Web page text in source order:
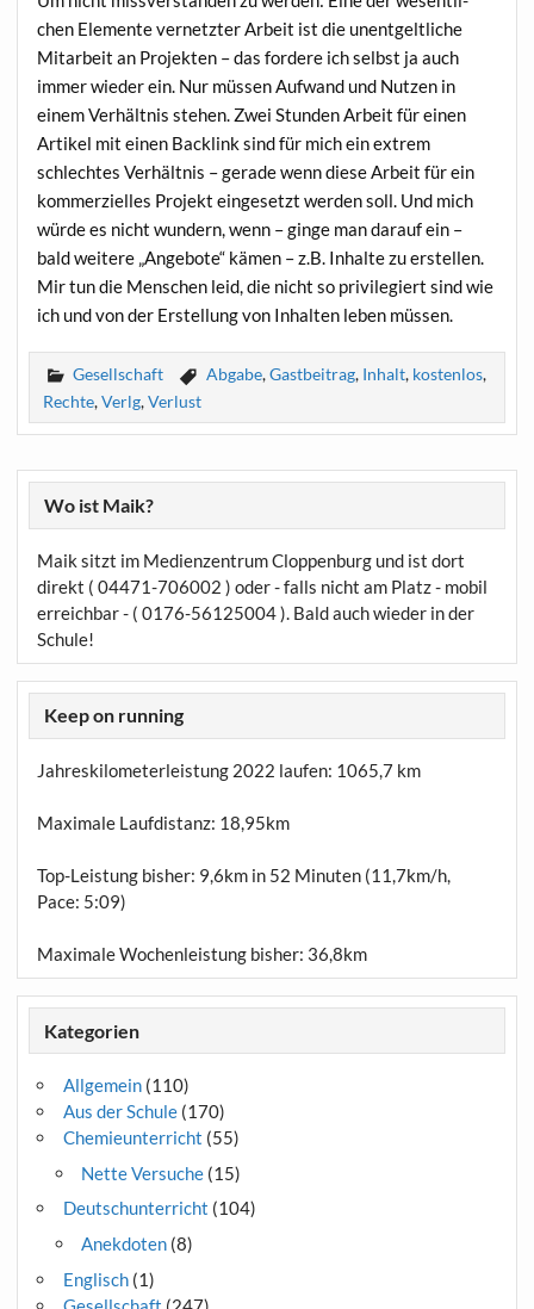
chen Ele­men­te ver­netz­ter Arbeit ist die unent­gelt­li­che
Mit­ar­beit an Pro­jek­ten – das for­de­re ich selbst ja auch
immer wie­der ein. Nur müs­sen Auf­wand und Nut­zen in
einem Ver­hält­nis ste­hen. Zwei Stun­den Arbeit für einen
Arti­kel mit einen Back­link sind für mich ein extrem
schlech­tes Ver­hält­nis – gera­de wenn die­se Arbeit für ein
kom­mer­zi­el­les Pro­jekt ein­ge­setzt wer­den soll. Und mich
wür­de es nicht wun­dern, wenn – gin­ge man dar­auf ein –
bald wei­te­re „Ange­bo­te“ kämen – z.B. Inhal­te zu erstel­len.
Mir tun die Men­schen leid, die nicht so pri­vi­le­giert sind wie
ich und von der Erstel­lung von Inhal­ten leben müssen.
Gesellschaft Abgabe,Gastbeitrag, Inhalt, kostenlos,
Rechte,Verlg,Verlust
Wo ist Maik?
Maik sitzt im Medienzentrum Cloppenburg und ist dort
direkt ( 04471-706002 ) oder - falls nicht am Platz - mobil
erreichbar - ( 0176-56125004 ). Bald auch wieder in der
Schule!
Keep on running
Jahreskilometerleistung 2022 laufen: 1065,7 km
Maximale Laufdistanz: 18,95km
Top-Leistung bisher: 9,6km in 52 Minuten (11,7km/h,
Pace: 5:09)
Maximale Wochenleistung bisher: 36,8km
Kategorien
Allgemein(110)
Aus der Schule(170)
Chemieunterricht (55)
Nette Versuche(15)
Deutschunterricht (104)
Anekdoten(8)
Englisch(1)